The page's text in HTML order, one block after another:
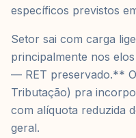
específicos previstos
Setor sai com carga
principalmente nos
— RET preservado.** O
Tributação) pra
com alíquota reduzida
geral.